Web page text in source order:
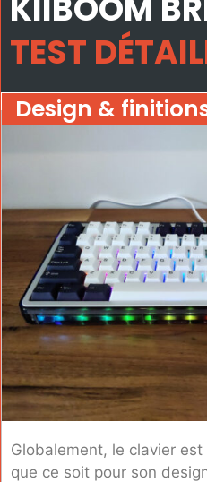
KIIBOOM
TEST
Design &
Globalement, le clavier
que ce soit pour son